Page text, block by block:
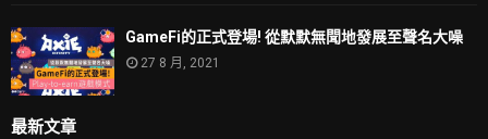
GameFi的正式登場! 從默默無聞地發展至聲名大噪
27 8 月, 2021
最新文章